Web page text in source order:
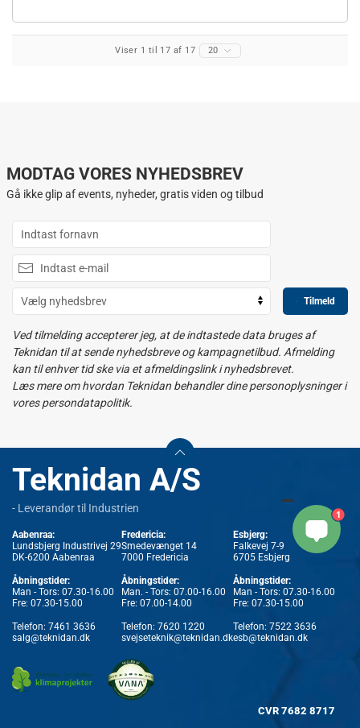
Viser 1 til 17 af 17 20
MODTAG VORES NYHEDSBREV
Gå ikke glip af events, nyheder, gratis viden og tilbud
Tilmeld
Ved tilmelding accepterer jeg, at de indtastede data bruges af
Teknidan til at sende nyhedsbreve og kampagnetilbud. Afmelding
kan til enhver tid ske via et afmeldingslink i nyhedsbrevet.
Læs mere om hvordan Teknidan behandler dine personoplysninger i
vores persondatapolitik.
Teknidan A/S
- Leverandør til Industrien
Aabenraa:
Lundsbjerg Industrivej 29
DK-6200 Aabenraa
Åbningstider:
Man - Tors: 07.30-16.00
Fre: 07.30-15.00
Telefon: 7461 3636
salg@teknidan.dk
Fredericia:
Smedevænget 14
7000 Fredericia
Åbningstider:
Man. - Tors: 07.00-16.00
Fre: 07.00-14.00
Telefon: 7620 1220
svejseteknik@teknidan.dk
Esbjerg:
Falkevej 7-9
6705 Esbjerg
Åbningstider:
Man - Tors: 07.30-16.00
Fre: 07.30-15.00
Telefon: 7522 3636
esb@teknidan.dk
CVR 7682 8717
1